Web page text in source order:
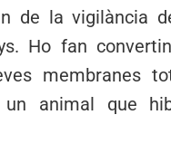
de la vigilància
Ho fan
membranes
un animal que